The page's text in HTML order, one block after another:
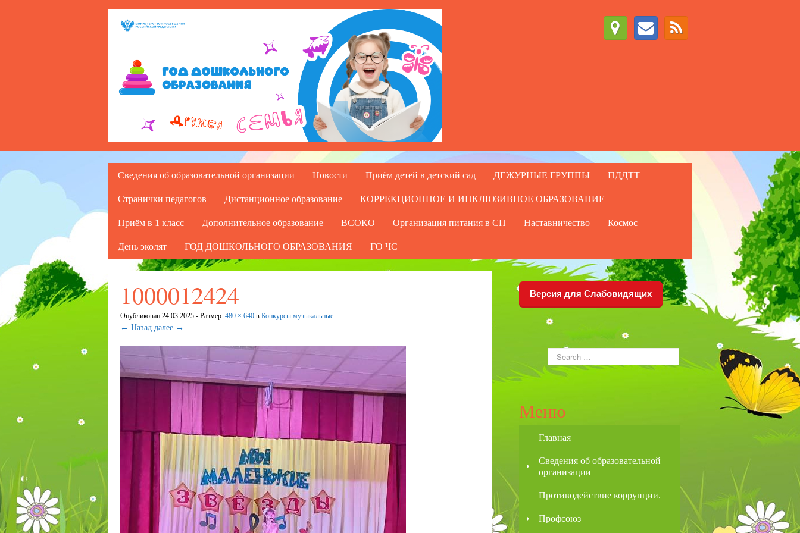
Сведения об образовательной организации Новости Приём детей в детский сад ДЕЖУРНЫЕ ГРУППЫ ПДДТТ
Странички педагогов Дистанционное образование КОРРЕКЦИОННОЕ И ИНКЛЮЗИВНОЕ ОБРАЗОВАНИЕ
Приём в 1 класс Дополнительное образование ВСОКО Организация питания в СП Наставничество Космос
День эколят ГОД ДОШКОЛЬНОГО ОБРАЗОВАНИЯ ГО ЧС
1000012424
Опубликован 24.03.2025 - Размер: 480 × 640 в Конкурсы музыкальные
← Назад далее →
Версия для Слабовидящих
Меню
Главная
Сведения об образовательной
организации
Противодействие коррупции.
Профсоюз